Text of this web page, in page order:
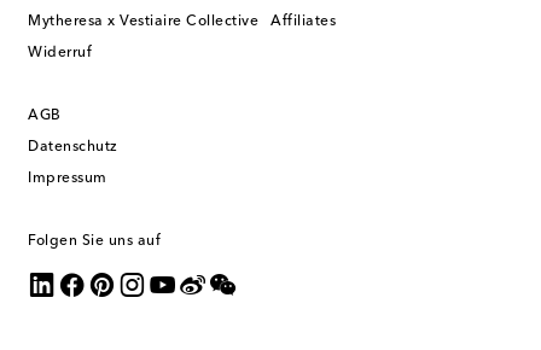
Mytheresa x Vestiaire Collective
Widerruf
Affiliates
AGB
Datenschutz
Impressum
Folgen Sie uns auf